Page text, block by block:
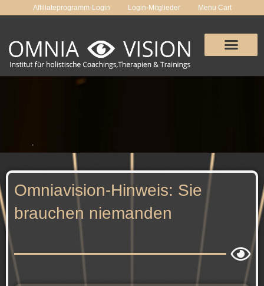
Affiliateprogramm-Login Login-Mitglieder Menu Cart
Omniavision-Hinweis: Sie
brauchen niemanden